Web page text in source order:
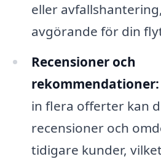
eller
avgörande för din
Recensioner och
rekommendationer:
in flera offerter kan
recensioner och
tidigare kunder,